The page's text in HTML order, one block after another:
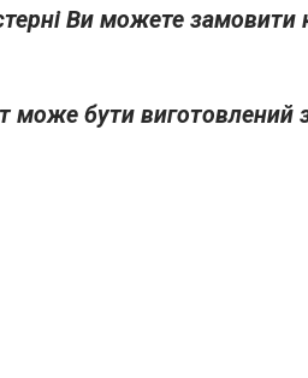
Ви можете замовити
може бути виготовлений